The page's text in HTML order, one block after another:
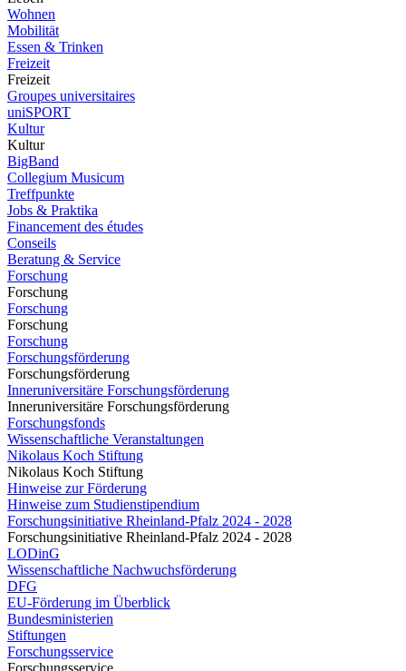
Wohnen
Mobilität
Essen & Trinken
Freizeit
Freizeit
Groupes universitaires
uniSPORT
Kultur
Kultur
BigBand
Collegium Musicum
Treffpunkte
Jobs & Praktika
Financement des études
Conseils
Beratung & Service
Forschung
Forschung
Forschung
Forschung
Forschung
Forschungsförderung
Forschungsförderung
Inneruniversitäre Forschungsförderung
Inneruniversitäre Forschungsförderung
Forschungsfonds
Wissenschaftliche Veranstaltungen
Nikolaus Koch Stiftung
Nikolaus Koch Stiftung
Hinweise zur Förderung
Hinweise zum Studienstipendium
Forschungsinitiative Rheinland-Pfalz 2024 - 2028
Forschungsinitiative Rheinland-Pfalz 2024 - 2028
LODinG
Wissenschaftliche Nachwuchsförderung
DFG
EU-Förderung im Überblick
Bundesministerien
Stiftungen
Forschungsservice
Forschungsservice